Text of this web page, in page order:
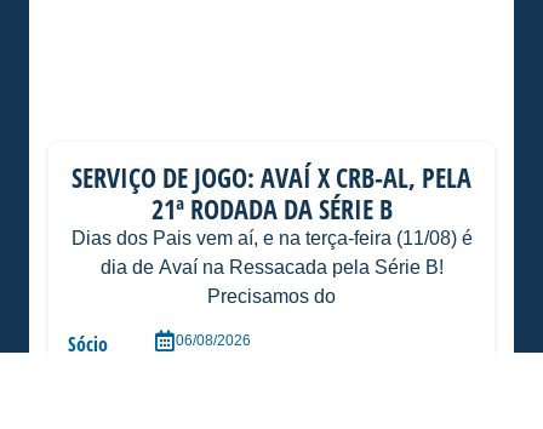
SERVIÇO DE JOGO: AVAÍ X CRB-AL, PELA
21ª RODADA DA SÉRIE B
Dias dos Pais vem aí, e na terça-feira (11/08) é
dia de Avaí na Ressacada pela Série B!
Precisamos do
Sócio
06/08/2026